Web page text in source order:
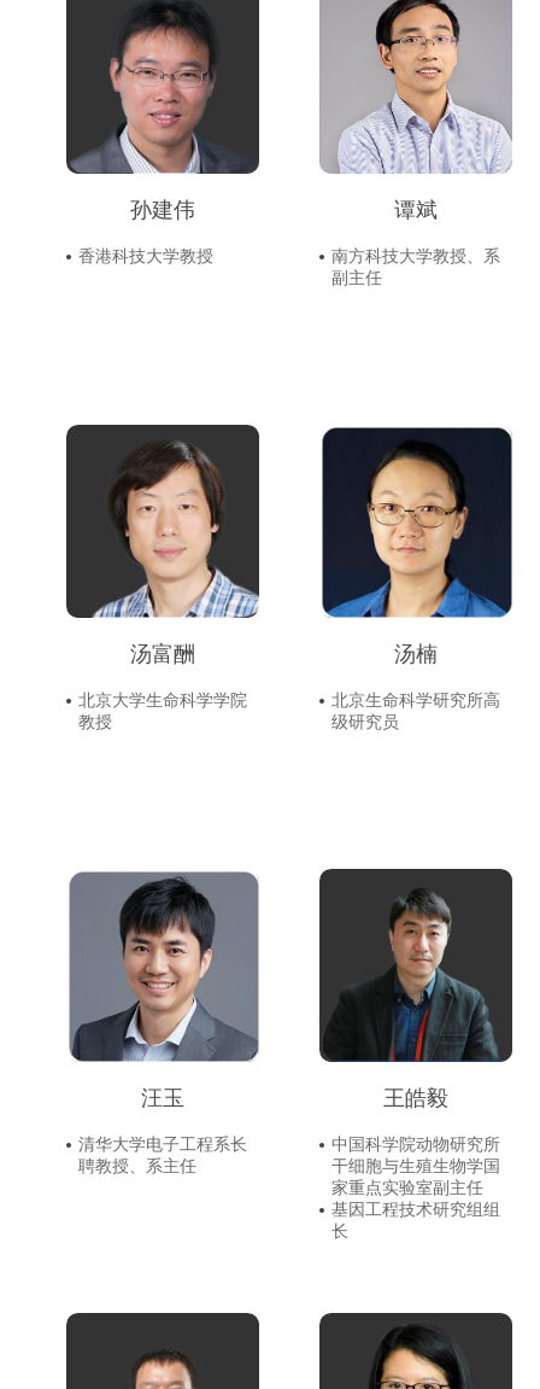
孙建伟
香港科技大学教授
谭斌
南方科技大学教授、系
副主任
汤富酬
北京大学生命科学学院
教授
汤楠
北京生命科学研究所高
级研究员
汪玉
清华大学电子工程系长
聘教授、系主任
王皓毅
中国科学院动物研究所
干细胞与生殖生物学国
家重点实验室副主任
基因工程技术研究组组
长